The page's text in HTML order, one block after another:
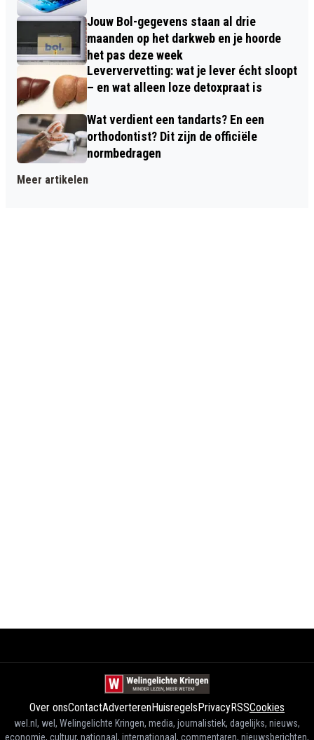
Jouw Bol-gegevens staan al drie
maanden op het darkweb en je hoorde
het pas deze week
Leververvetting: wat je lever écht sloopt
– en wat alleen loze detoxpraat is
Wat verdient een tandarts? En een
orthodontist? Dit zijn de officiële
normbedragen
Meer artikelen
Over onsContactAdverterenHuisregelsPrivacyRSSCookies
wel.nl, wel, Welingelichte Kringen, media, journalistiek, dagelijks, nieuws,
economie, cultuur, nationaal, internationaal, commentaren, nieuwsberichten,